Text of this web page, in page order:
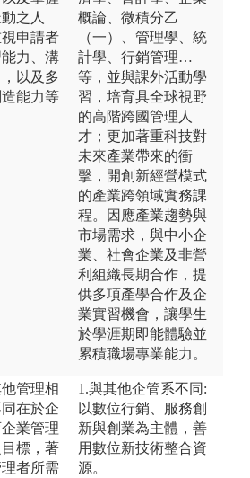
之人
申請者
力、溝
以及多
能力等
概論、微積分乙
（一）、管理學、統
計學、行銷管理…
等，並與課外活動學
習，培育具全球視野
的高階跨國管理人
才；更加著重科技對
未來產業帶來的衝
擊，開創新經營模式
的產業跨領域實務課
程。因應產業趨勢與
市場需求，與中小企
業、社會企業及非營
利組織長期合作，提
供多項產學合作及企
業實習機會，讓學生
於學涯期即能體驗並
累積職場專業能力。
管理相
在於企
業管理
標，著
者所需
1.與其他企管系不同:
以數位行銷、服務創
新與創業為主體，善
用數位新技術整合資
源。